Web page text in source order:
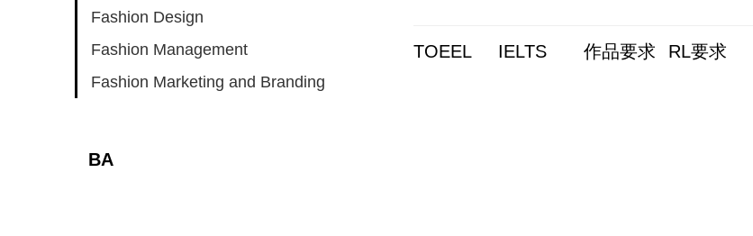
Fashion Design
Fashion Management
Fashion Marketing and Branding
BA
TOEEL IELTS 作品要求 RL要求